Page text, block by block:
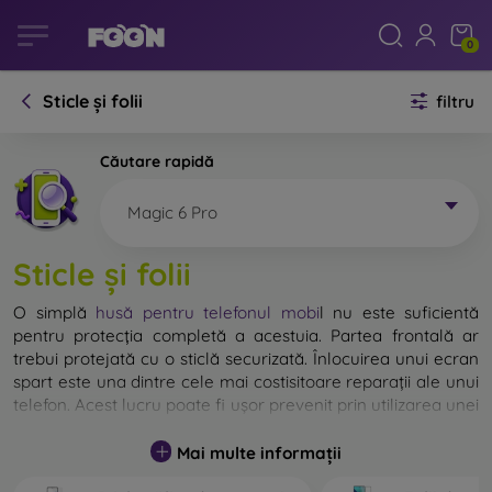
0
Sticle și folii filtru
Căutare rapidă
Magic 6 Pro
Sticle și folii
O simplă husă pentru telefonul mobil nu este suficientă
pentru protecția completă a acestuia. Partea frontală ar
trebui protejată cu o sticlă securizată. Înlocuirea unui ecran
spart este una dintre cele mai costisitoare reparații ale unui
telefon. Acest lucru poate fi ușor prevenit prin utilizarea unei
Deși nu există sticlă indestructibilă pentru telefon, în
Mai multe informații